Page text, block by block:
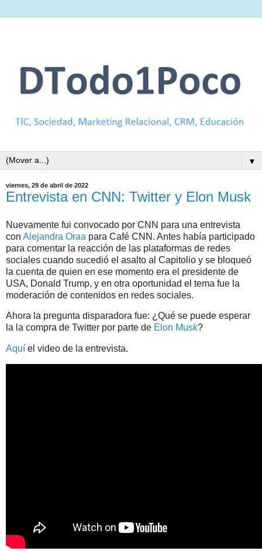
▼
viernes, 29 de abril de 2022
Entrevista en CNN: Twitter y Elon Musk
Nuevamente fui convocado por CNN para una entrevista
con Alejandra Oraa para Café CNN. Antes había participado
para comentar la reacción de las plataformas de redes
sociales cuando sucedió el asalto al Capitolio y se bloqueó
la cuenta de quien en ese momento era el presidente de
USA, Donald Trump, y en otra oportunidad el tema fue la
moderación de contenidos en redes sociales.
Ahora la pregunta disparadora fue: ¿Qué se puede esperar
la la compra de Twitter por parte de Elon Musk?
Aquí el video de la entrevista.